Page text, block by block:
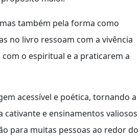
também pela forma como
no livro ressoam com a vivência
o espiritual e a praticarem a
acessível e poética, tornando a
e ensinamentos valiosos
para muitas pessoas ao redor do